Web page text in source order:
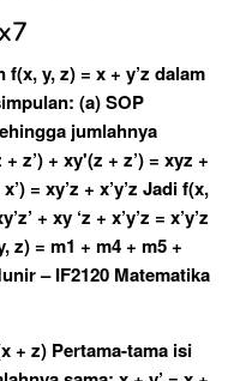
y, z) = x + y’z dalam
(a) SOP
jumlahnya
z’) + xy'(z + z’) = xyz +
= xy’z + x’y’z Jadi f(x,
+ xy ‘z + x’y’z = x’y’z
z) = m1 + m4 + m5 +
– IF2120 Matematika
+ z) Pertama-tama isi